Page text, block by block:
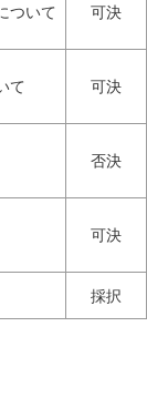
ついて 可決
て 可決
否決
可決
採択